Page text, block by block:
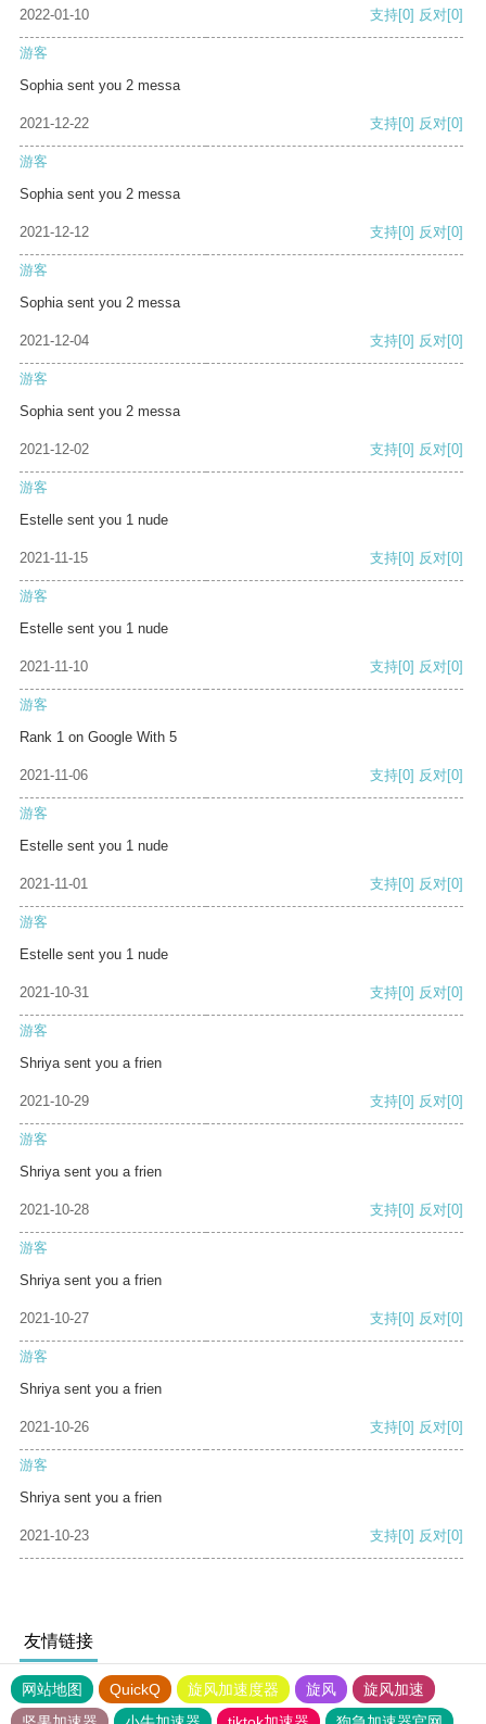
2022-01-10 支持[0] 反对[0]
游客
Sophia sent you 2 messa
2021-12-22 支持[0] 反对[0]
游客
Sophia sent you 2 messa
2021-12-12 支持[0] 反对[0]
游客
Sophia sent you 2 messa
2021-12-04 支持[0] 反对[0]
游客
Sophia sent you 2 messa
2021-12-02 支持[0] 反对[0]
游客
Estelle sent you 1 nude
2021-11-15 支持[0] 反对[0]
游客
Estelle sent you 1 nude
2021-11-10 支持[0] 反对[0]
游客
Rank 1 on Google With 5
2021-11-06 支持[0] 反对[0]
游客
Estelle sent you 1 nude
2021-11-01 支持[0] 反对[0]
游客
Estelle sent you 1 nude
2021-10-31 支持[0] 反对[0]
游客
Shriya sent you a frien
2021-10-29 支持[0] 反对[0]
游客
Shriya sent you a frien
2021-10-28 支持[0] 反对[0]
游客
Shriya sent you a frien
2021-10-27 支持[0] 反对[0]
游客
Shriya sent you a frien
2021-10-26 支持[0] 反对[0]
游客
Shriya sent you a frien
2021-10-23 支持[0] 反对[0]
友情链接
网站地图 QuickQ 旋风加速度器 旋风
旋风加速